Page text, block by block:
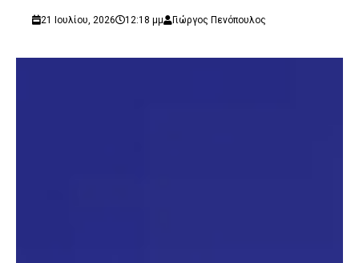
21 Ιουλίου, 2026 12:18 μμ Γιώργος Πενόπουλος